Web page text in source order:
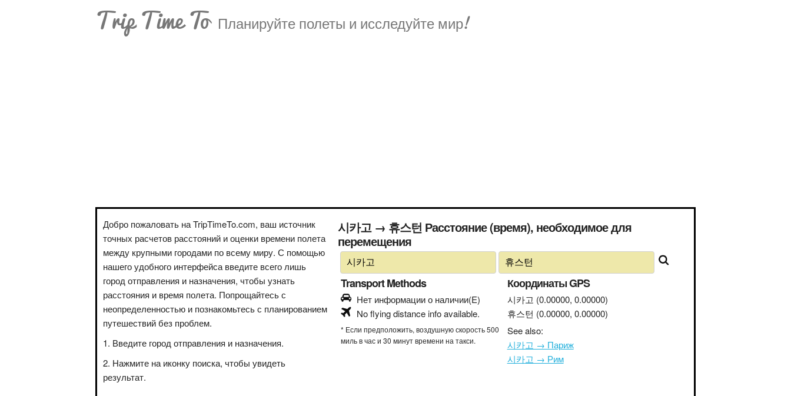
Trip Time To Планируйте полеты и исследуйте мир!
Добро пожаловать на TripTimeTo.com, ваш источник
точных расчетов расстояний и оценки времени полета
между крупными городами по всему миру. С помощью
нашего удобного интерфейса введите всего лишь
город отправления и назначения, чтобы узнать
расстояния и время полета. Попрощайтесь с
неопределенностью и познакомьтесь с планированием
путешествий без проблем.
Введите город отправления и назначения.
Нажмите на иконку поиска, чтобы увидеть
результат.
시카고 → 휴스턴 Расстояние (время), необходимое для
перемещения
Transport Methods
Нет информации о наличии(E)
No flying distance info available.
* Если предположить, воздушную скорость 500
миль в час и 30 минут времени на такси.
Координаты GPS
시카고 (0.00000, 0.00000)
휴스턴 (0.00000, 0.00000)
See also:
시카고 → Париж
시카고 → Рим